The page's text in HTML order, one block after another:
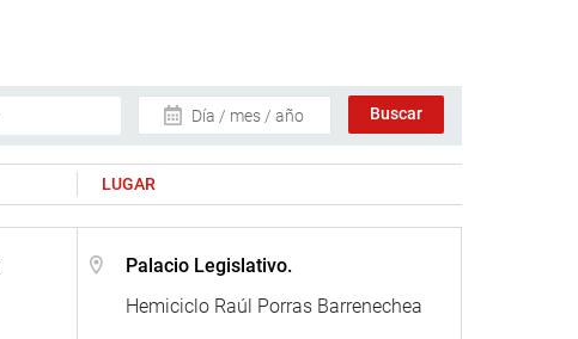
Día / mes / año
LUGAR
Palacio Legislativo.
Hemiciclo Raúl Porras Barrenechea